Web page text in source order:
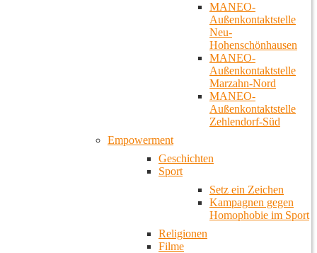
MANEO-
Außenkontaktstelle
Neu-
Hohenschönhausen
MANEO-
Außenkontaktstelle
Marzahn-Nord
MANEO-
Außenkontaktstelle
Zehlendorf-Süd
Empowerment
Geschichten
Sport
Setz ein Zeichen
Kampagnen gegen
Homophobie im Sport
Religionen
Filme